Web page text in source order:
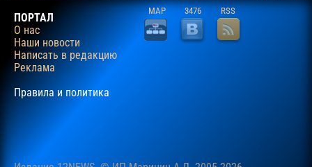
ПОРТАЛ
О нас
Наши новости
Написать в редакцию
Реклама
Правила и политика
MAP 3476 RSS